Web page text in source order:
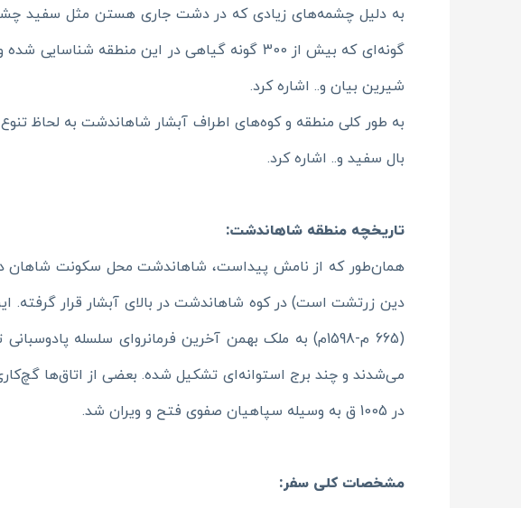
به دلیل چشمه‌های زیادی که در دشت جاری هستن مثل سفید
گونه‌ای که بیش از 300 گونه گیاهی در این
شیرین بیان و.. اشاره کرد.
به طور کلی منطقه و کوه‌های اطراف آبشار شاهاندشت به لحاظ
بال سفید و.. اشاره کرد.
تاریخچه منطقه شاهاندشت:
همان‌طور که از نامش پیداست، شاهاندشت محل سکونت شاهان در
دین زرتشت است) در کوه شاهاندشت در بالای آبشار قرار گرفته.
(665 م-1598م) به ملک بهمن آخرین فرمانروای سلسله
در 1005 ق به وسیله سپاهیان صفوی فتح و ویران شد.
مشخصات کلی سفر: